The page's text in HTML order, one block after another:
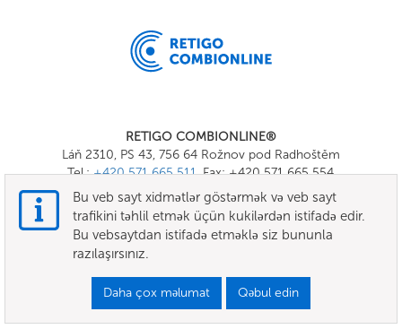
RETIGO COMBIONLINE®
Láň 2310, PS 43, 756 64 Rožnov pod Radhoštěm
Tel.:+420 571 665 511, Fax: +420 571 665 554
E-mail: info@combionline.com
ŞƏRTLƏR VƏ QAYDALAR
Bu veb sayt xidmətlər göstərmək və veb sayt
trafikini təhlil etmək üçün kukilərdən istifadə edir.
Bu vebsaytdan istifadə etməklə siz bununla
razılaşırsınız.
Daha çox məlumat Qəbul edin